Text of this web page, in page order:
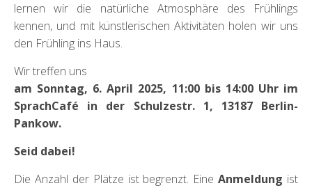
lernen wir die natürliche Atmosphäre des Frühlings
kennen, und mit künstlerischen Aktivitäten holen wir uns
den Frühling ins Haus.
Wir treffen uns
am Sonntag, 6. April 2025, 11:00 bis 14:00 Uhr im
SprachCafé in der Schulzestr. 1, 13187 Berlin-
Pankow.
Seid dabei!
Die Anzahl der Plätze ist begrenzt. EineAnmeldung ist